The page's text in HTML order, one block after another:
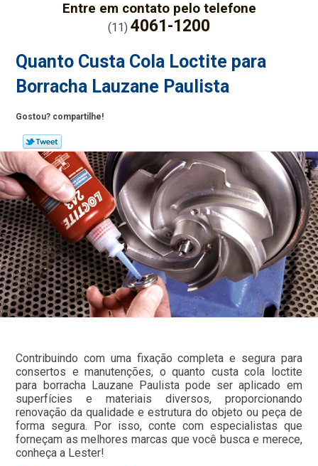
Entre em contato pelo telefone
(11) 4061-1200
Quanto Custa Cola Loctite para
Borracha Lauzane Paulista
Gostou? compartilhe!
Contribuindo com uma fixação completa e segura para
consertos e manutenções, o quanto custa cola loctite
para borracha Lauzane Paulista pode ser aplicado em
superfícies e materiais diversos, proporcionando
renovação da qualidade e estrutura do objeto ou peça de
forma segura. Por isso, conte com especialistas que
forneçam as melhores marcas que você busca e merece,
conheça a Lester!